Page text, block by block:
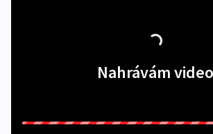
Nahrávám video